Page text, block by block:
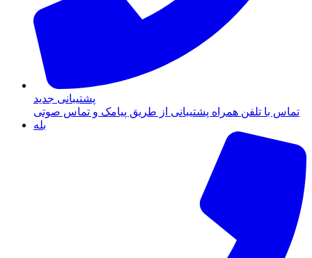
پشتیبانی جدید
تماس با تلفن همراه پشتیبانی از طریق پیامک و تماس صوتی
بله